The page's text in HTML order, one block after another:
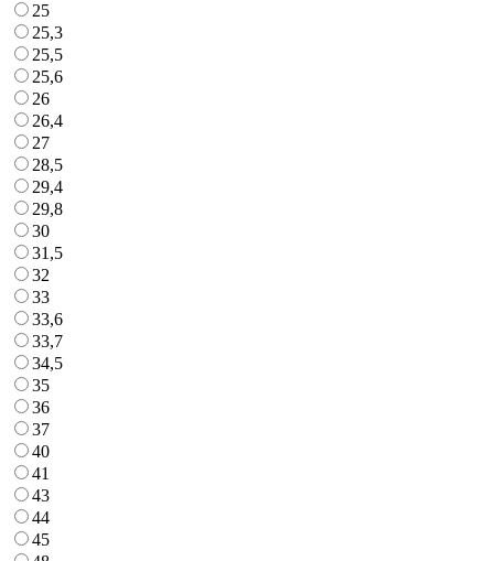
25
25,3
25,5
25,6
26
26,4
27
28,5
29,4
29,8
30
31,5
32
33
33,6
33,7
34,5
35
36
37
40
41
43
44
45